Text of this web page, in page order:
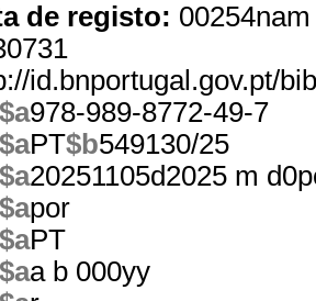
de registo:
id.bnportugal.gov.pt/
$a978-989-8772-49-7
$aPT$b549130/25
$a20251105d2025 m
$apor
$aPT
$aa b 000yy